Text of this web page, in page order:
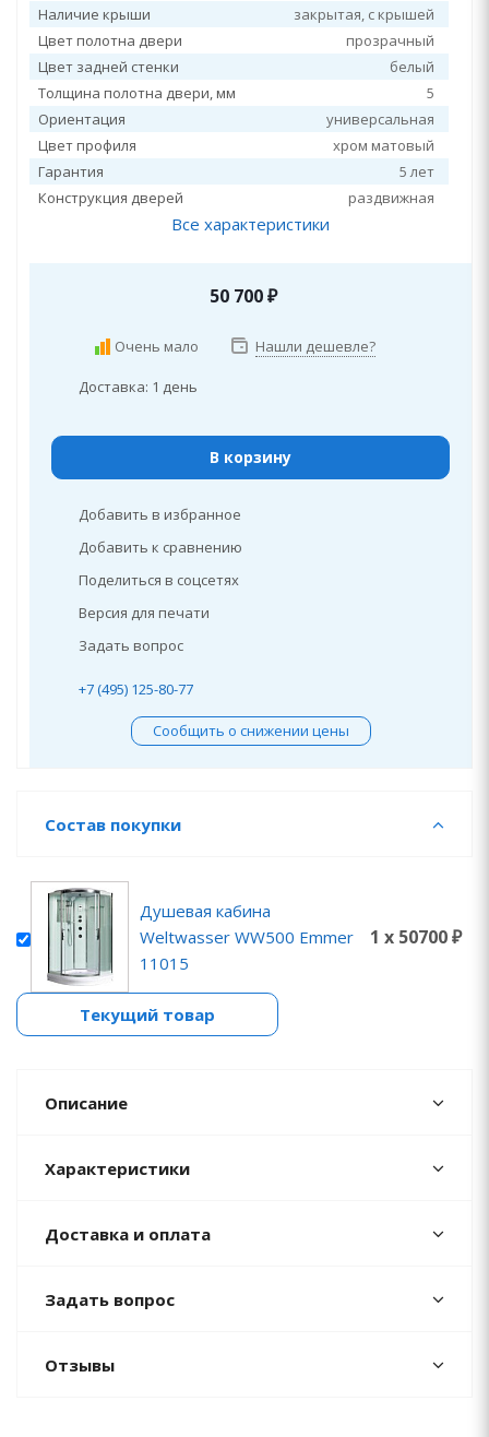
Наличие крыши
закрытая, c крышей
Цвет полотна двери
прозрачный
Цвет задней стенки
белый
Толщина полотна двери, мм
5
Ориентация
универсальная
Цвет профиля
хром матовый
Гарантия
5 лет
Конструкция дверей
раздвижная
Все характеристики
50 700₽
Очень мало Нашли дешевле?
Доставка: 1 день
В корзину
Добавить в избранное
Добавить к сравнению
Поделиться в соцсетях
Версия для печати
Задать вопрос
+7 (495) 125-80-77
Сообщить о снижении цены
Состав покупки
Душевая кабина
Weltwasser WW500 Emmer
11015
1 x 50700 ₽
Текущий товар
Описание
Характеристики
Доставка и оплата
Задать вопрос
Отзывы